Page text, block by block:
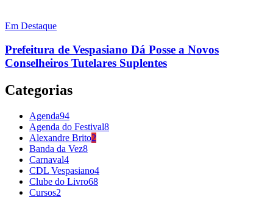
Em Destaque
Prefeitura de Vespasiano Dá Posse a Novos
Conselheiros Tutelares Suplentes
Categorias
Agenda94
Agenda do Festival8
Alexandre Brito2
Banda da Vez8
Carnaval4
CDL Vespasiano4
Clube do Livro68
Cursos2